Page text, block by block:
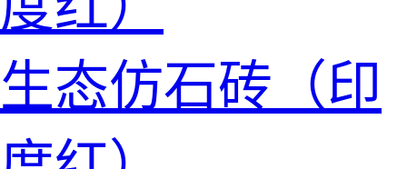
生态仿石砖（印